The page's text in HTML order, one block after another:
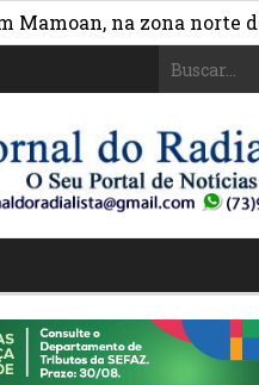
na zona norte de